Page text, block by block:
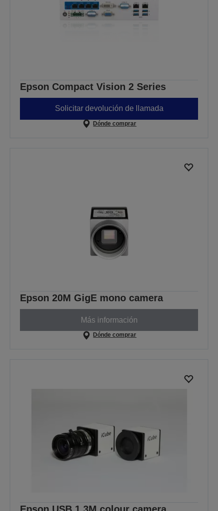
Epson Compact Vision 2 Series
Solicitar devolución de llamada
Dónde comprar
Epson 20M GigE mono camera
Más información
Dónde comprar